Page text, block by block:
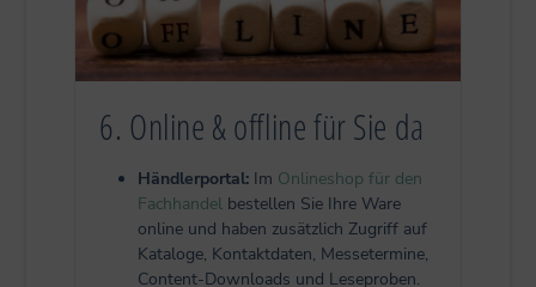
6. Online & offline für Sie da
Händlerportal: Im Onlineshop für den
Fachhandel bestellen Sie Ihre Ware
online und haben zusätzlich Zugriff auf
Kataloge, Kontaktdaten, Messetermine,
Content-Downloads und Leseproben.